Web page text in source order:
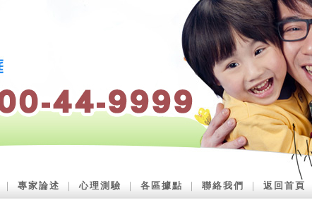
專家論述 ｜心理測驗 各區據點 聯絡我們 返回首頁